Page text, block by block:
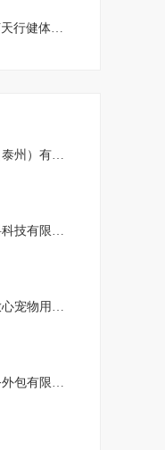
泰州市兴化市江苏天行健体育产业发展有限公司
宏玮音乐器材（泰州）有限公司
江苏金螺新材料科技有限公司
泰州市海陵区放心宠物用品店（个
泰州市烨阳服务外包有限公司